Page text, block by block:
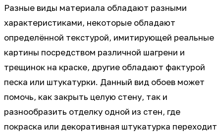
Разные виды материала обладают разными
характеристиками, некоторые обладают
определённой текстурой, имитирующей реальные
картины посредством различной шагрени и
трещинок на краске, другие обладают фактурой
песка или штукатурки. Данный вид обоев может
помочь, как закрыть целую стену, так и
разнообразить отделку одной из стен, где
покраска или декоративная штукатурка переходит